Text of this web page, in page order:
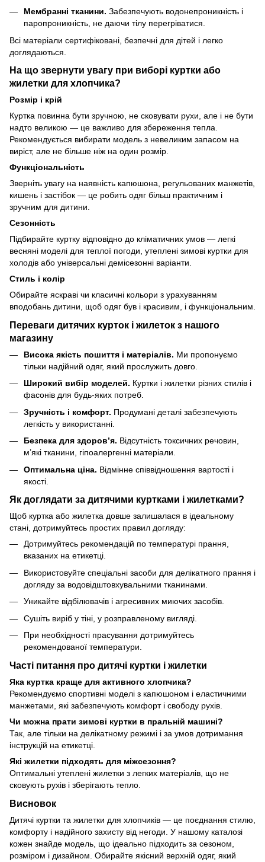
Мембранні тканини. Забезпечують водонепроникність і
паропроникність, не даючи тілу перегріватися.
Всі матеріали сертифіковані, безпечні для дітей і легко
доглядаються.
На що звернути увагу при виборі куртки або
жилетки для хлопчика?
Розмір і крій
Куртка повинна бути зручною, не сковувати рухи, але і не бути
надто великою — це важливо для збереження тепла.
Рекомендується вибирати модель з невеликим запасом на
виріст, але не більше ніж на один розмір.
Функціональність
Зверніть увагу на наявність капюшона, регульованих манжетів,
кишень і застібок — це робить одяг більш практичним і
зручним для дитини.
Сезонність
Підбирайте куртку відповідно до кліматичних умов — легкі
весняні моделі для теплої погоди, утеплені зимові куртки для
холодів або універсальні демісезонні варіанти.
Стиль і колір
Обирайте яскраві чи класичні кольори з урахуванням
вподобань дитини, щоб одяг був і красивим, і функціональним.
Переваги дитячих курток і жилеток з нашого
магазину
Висока якість пошиття і матеріалів. Ми пропонуємо
тільки надійний одяг, який прослужить довго.
Широкий вибір моделей. Куртки і жилетки різних стилів і
фасонів для будь-яких потреб.
Зручність і комфорт. Продумані деталі забезпечують
легкість у використанні.
Безпека для здоров’я. Відсутність токсичних речовин,
м’які тканини, гіпоалергенні матеріали.
Оптимальна ціна. Відмінне співвідношення вартості і
якості.
Як доглядати за дитячими куртками і жилетками?
Щоб куртка або жилетка довше залишалася в ідеальному
стані, дотримуйтесь простих правил догляду:
Дотримуйтесь рекомендацій по температурі прання,
вказаних на етикетці.
Використовуйте спеціальні засоби для делікатного прання і
догляду за водовідштовхувальними тканинами.
Уникайте відбілювачів і агресивних миючих засобів.
Сушіть виріб у тіні, у розправленому вигляді.
При необхідності прасування дотримуйтесь
рекомендованої температури.
Часті питання про дитячі куртки і жилетки
Яка куртка краще для активного хлопчика?
Рекомендуємо спортивні моделі з капюшоном і еластичними
манжетами, які забезпечують комфорт і свободу рухів.
Чи можна прати зимові куртки в пральній машині?
Так, але тільки на делікатному режимі і за умов дотримання
інструкцій на етикетці.
Які жилетки підходять для міжсезоння?
Оптимальні утеплені жилетки з легких матеріалів, що не
сковують рухів і зберігають тепло.
Висновок
Дитячі куртки та жилетки для хлопчиків — це поєднання стилю,
комфорту і надійного захисту від негоди. У нашому каталозі
кожен знайде модель, що ідеально підходить за сезоном,
розміром і дизайном. Обирайте якісний верхній одяг, який